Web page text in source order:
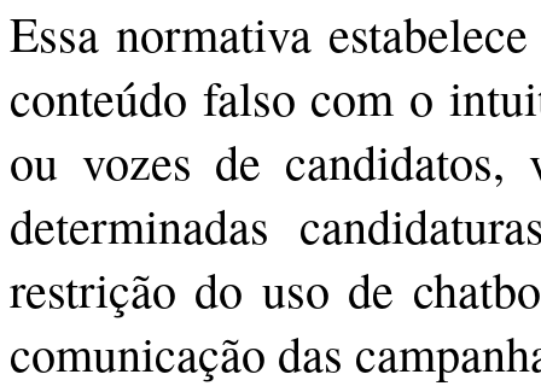
Essa normativa
conteúdo falso com o
ou vozes de candidatos,
determinadas
restrição do uso de
comunicação das